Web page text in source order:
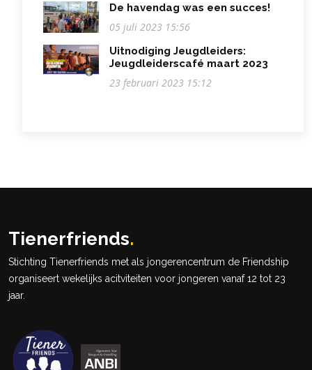
De havendag was een succes!
05 juli 2023 15:56
Uitnodiging Jeugdleiders:
Jeugdleiderscafé maart 2023
23 februari 2023 15:12
Tienerfriends.
Stichting Tienerfriends met als jongerencentrum de Friendship
organiseert wekelijks acitviteiten voor jongeren vanaf 12 tot 23
jaar.